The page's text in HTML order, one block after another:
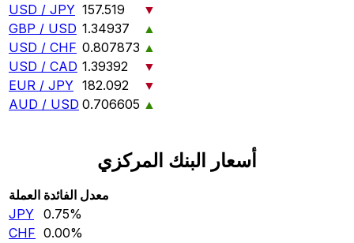
USD / JPY 157.519
▼
GBP / USD 1.34937
▲
USD / CHF 0.807873 ▲
USD / CAD 1.39392
▼
EUR / JPY 182.092
▼
AUD / USD 0.706605 ▲
أسعار البنك المركزي
العملة معدل الفائدة
JPY 0.75‎%‎
CHF 0.00‎%‎